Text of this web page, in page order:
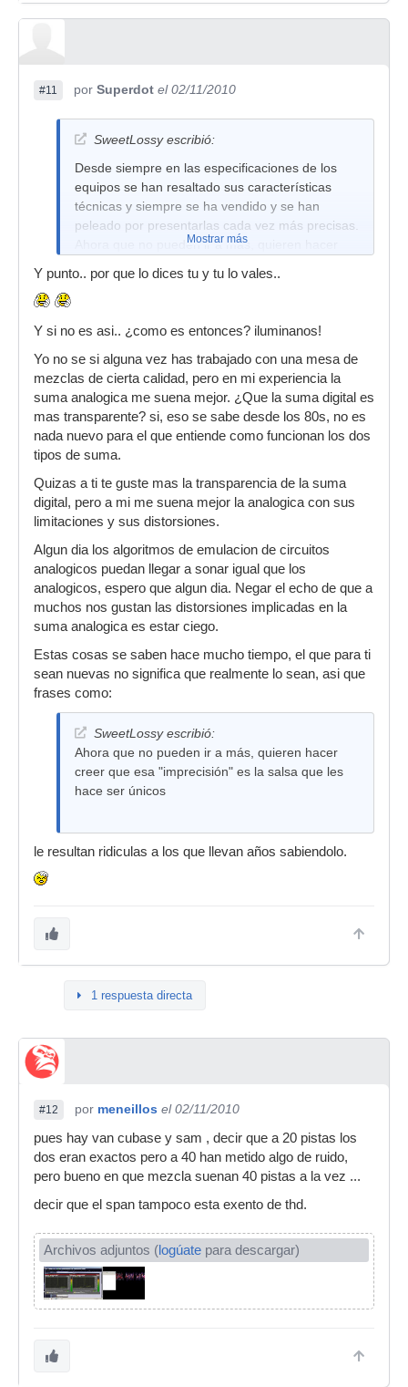
#11 por Superdot el 02/11/2010
SweetLossy escribió:
Desde siempre en las especificaciones de los
equipos se han resaltado sus características
técnicas y siempre se ha vendido y se han
peleado por presentarlas cada vez más precisas.
Ahora que no pueden ir a más, quieren hacer
hace ser únicos.Lo siento, pero eso no es así.
Mostrar más
Y punto.. por que lo dices tu y tu lo vales..
Y si no es asi.. ¿como es entonces? iluminanos!
Yo no se si alguna vez has trabajado con una mesa de
mezclas de cierta calidad, pero en mi experiencia la
suma analogica me suena mejor. ¿Que la suma digital es
mas transparente? si, eso se sabe desde los 80s, no es
nada nuevo para el que entiende como funcionan los dos
tipos de suma.
Quizas a ti te guste mas la transparencia de la suma
digital, pero a mi me suena mejor la analogica con sus
limitaciones y sus distorsiones.
Algun dia los algoritmos de emulacion de circuitos
analogicos puedan llegar a sonar igual que los
analogicos, espero que algun dia. Negar el echo de que a
muchos nos gustan las distorsiones implicadas en la
suma analogica es estar ciego.
Estas cosas se saben hace mucho tiempo, el que para ti
sean nuevas no significa que realmente lo sean, asi que
frases como:
SweetLossy escribió:
Ahora que no pueden ir a más, quieren hacer
creer que esa "imprecisión" es la salsa que les
hace ser únicos
le resultan ridiculas a los que llevan años sabiendolo.
1 respuesta directa
#12 por meneillos el 02/11/2010
pues hay van cubase y sam , decir que a 20 pistas los
dos eran exactos pero a 40 han metido algo de ruido,
pero bueno en que mezcla suenan 40 pistas a la vez ...
decir que el span tampoco esta exento de thd.
Archivos adjuntos (logúate para descargar)